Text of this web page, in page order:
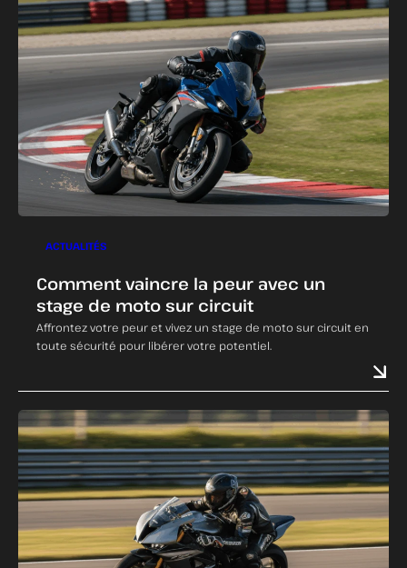
ACTUALITÉS
Comment vaincre la peur avec un
stage de moto sur circuit
Affrontez votre peur et vivez un stage de moto sur circuit en
toute sécurité pour libérer votre potentiel.